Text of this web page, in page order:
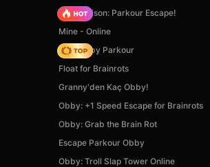
Barry Prison: Parkour Escape!
Mine - Online
Your Obby Parkour
Float for Brainrots
Granny'den Kaç Obby!
Obby: +1 Speed Escape for Brainrots
Obby: Grab the Brain Rot
Escape Parkour Obby
Obby: Troll Slap Tower Online